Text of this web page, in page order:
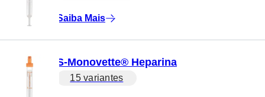
Saiba Mais
S-Monovette® Heparina
15 variantes